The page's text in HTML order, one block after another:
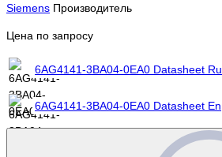
Siemens Производитель
Цена по запросу
6AG4141-3BA04-0EA0 Datasheet Ru
6AG4141-3BA04-0EA0 Datasheet En